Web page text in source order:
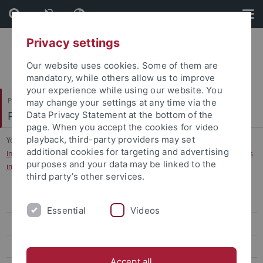
Skip
to
content
Skip
to
footer
Philosophische Fakultät
Prof. Dr. Jörg Robert
You are here: Startseite
...
Internationaler Workshop „Reine Sprache, guter Ton. Ästhetik des Umgangs
im Europa der Frühen Neuzeit"
Trilaterale Forschungskonferenzen: Freiheit der Kunst
Workshop Deutsch-Italienischer Kulturtransfer
Privacy settings
Our website uses cookies. Some of them are
mandatory, while others allow us to improve
your experience while using our website. You
may change your settings at any time via the
Data Privacy Statement at the bottom of the
page. When you accept the cookies for video
playback, third-party providers may set
additional cookies for targeting and advertising
purposes and your data may be linked to the
third party’s other services.
Essential Videos